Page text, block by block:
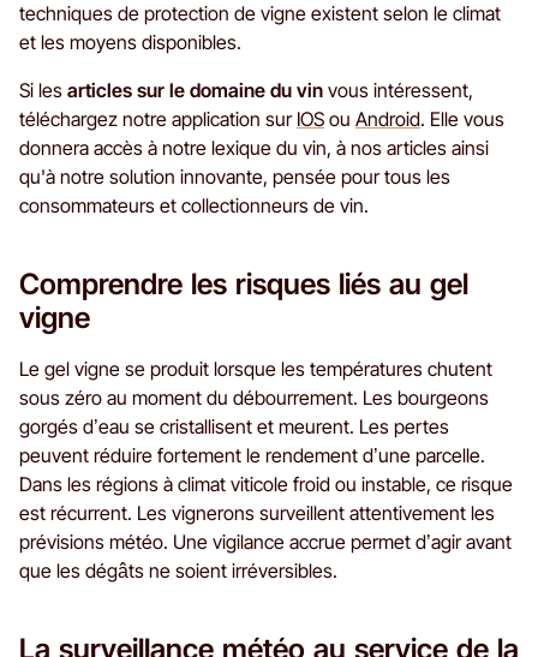
techniques de protection de vigne existent selon le climat
et les moyens disponibles.
Si les articles sur le domaine du vin vous intéressent,
téléchargez notre application sur IOS ou Android. Elle vous
donnera accès à notre lexique du vin, à nos articles ainsi
qu'à notre solution innovante, pensée pour tous les
consommateurs et collectionneurs de vin.
Comprendre les risques liés au gel
vigne
Le gel vigne se produit lorsque les températures chutent
sous zéro au moment du débourrement. Les bourgeons
gorgés d’eau se cristallisent et meurent. Les pertes
peuvent réduire fortement le rendement d’une parcelle.
Dans les régions à climat viticole froid ou instable, ce risque
est récurrent. Les vignerons surveillent attentivement les
prévisions météo. Une vigilance accrue permet d’agir avant
que les dégâts ne soient irréversibles.
La surveillance météo au service de la